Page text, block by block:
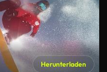
Herunterladen